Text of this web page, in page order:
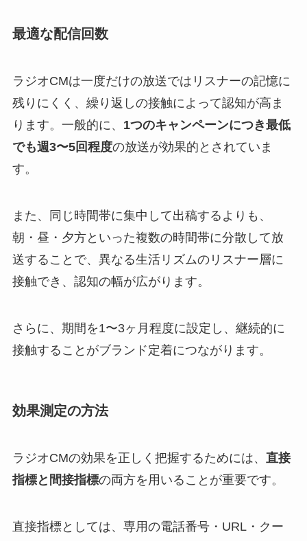
最適な配信回数
ラジオCMは一度だけの放送ではリスナーの記憶に
残りにくく、繰り返しの接触によって認知が高ま
ります。一般的に、 1つのキャンペーンにつき最低
でも週3〜5回程度の放送が効果的とされていま
す。
また、同じ時間帯に集中して出稿するよりも、
朝・昼・夕方といった複数の時間帯に分散して放
送することで、異なる生活リズムのリスナー層に
接触でき、認知の幅が広がります。
さらに、期間を1〜3ヶ月程度に設定し、継続的に
接触することがブランド定着につながります。
効果測定の方法
ラジオCMの効果を正しく把握するためには、 直接
指標と間接指標の両方を用いることが重要です。
直接指標としては、専用の電話番号・URL・クー